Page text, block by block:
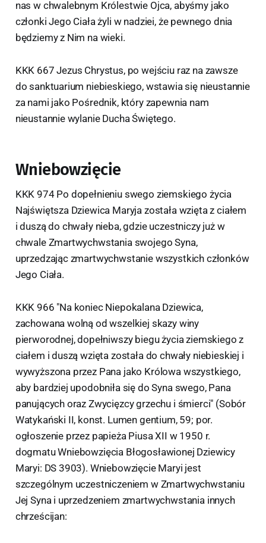
nas w chwalebnym Królestwie Ojca, abyśmy jako
członki Jego Ciała żyli w nadziei, że pewnego dnia
będziemy z Nim na wieki.
KKK 667 Jezus Chrystus, po wejściu raz na zawsze
do sanktuarium niebieskiego, wstawia się nieustannie
za nami jako Pośrednik, który zapewnia nam
nieustannie wylanie Ducha Świętego.
Wniebowzięcie
KKK 974 Po dopełnieniu swego ziemskiego życia
Najświętsza Dziewica Maryja została wzięta z ciałem
i duszą do chwały nieba, gdzie uczestniczy już w
chwale Zmartwychwstania swojego Syna,
uprzedzając zmartwychwstanie wszystkich członków
Jego Ciała.
KKK 966 "Na koniec Niepokalana Dziewica,
zachowana wolną od wszelkiej skazy winy
pierworodnej, dopełniwszy biegu życia ziemskiego z
ciałem i duszą wzięta została do chwały niebieskiej i
wywyższona przez Pana jako Królowa wszystkiego,
aby bardziej upodobniła się do Syna swego, Pana
panujących oraz Zwycięzcy grzechu i śmierci" (Sobór
Watykański II, konst. Lumen gentium, 59; por.
ogłoszenie przez papieża Piusa XII w 1950 r.
dogmatu Wniebowzięcia Błogosławionej Dziewicy
Maryi: DS 3903). Wniebowzięcie Maryi jest
szczególnym uczestniczeniem w Zmartwychwstaniu
Jej Syna i uprzedzeniem zmartwychwstania innych
chrześcijan: